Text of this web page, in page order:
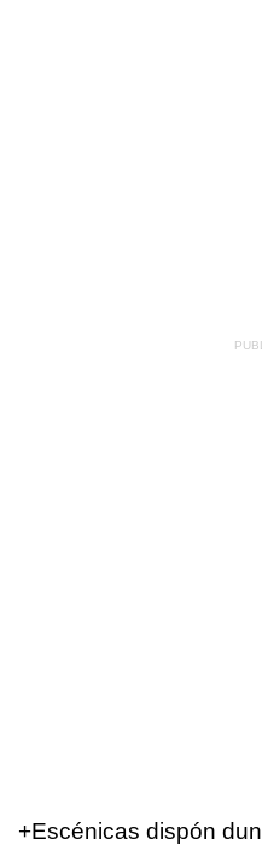
+Escénicas dispón dun